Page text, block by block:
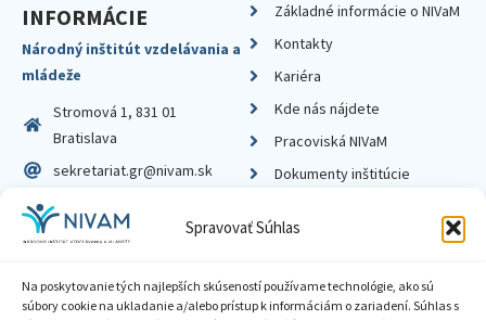
Spravovať Súhlas
Na poskytovanie tých najlepších skúseností používame technológie, ako sú
súbory cookie na ukladanie a/alebo prístup k informáciám o zariadení. Súhlas s
INFORMÁCIE
Národný inštitút vzdelávania a
mládeže
Stromová 1, 831 01
Bratislava
sekretariat.gr@nivam.sk
IČO: 00164348
DIČ: 2020798714
Základné informácie o NIVaM
Kontakty
Kariéra
Kde nás nájdete
Pracoviská NIVaM
Dokumenty inštitúcie